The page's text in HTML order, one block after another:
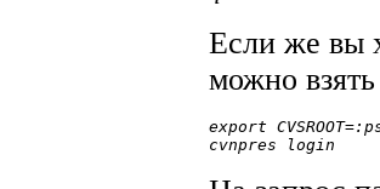
Если же вы
можно
export
cvnpres login